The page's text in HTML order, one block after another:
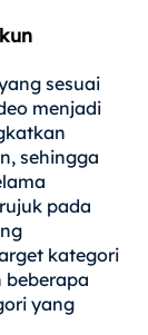
sesuai
menjadi
sehingga
pada
kategori
beberapa
yang